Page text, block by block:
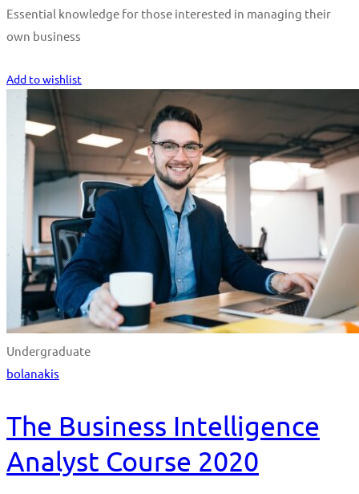
Essential knowledge for those interested in managing their
own business
Add to wishlist
Undergraduate
bolanakis
The Business Intelligence
Analyst Course 2020